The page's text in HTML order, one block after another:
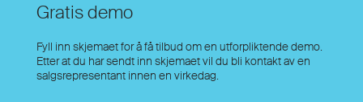
Gratis demo
Fyll inn skjemaet for å få tilbud om en utforpliktende demo.
Etter at du har sendt inn skjemaet vil du bli kontakt av en
salgsrepresentant innen en virkedag.